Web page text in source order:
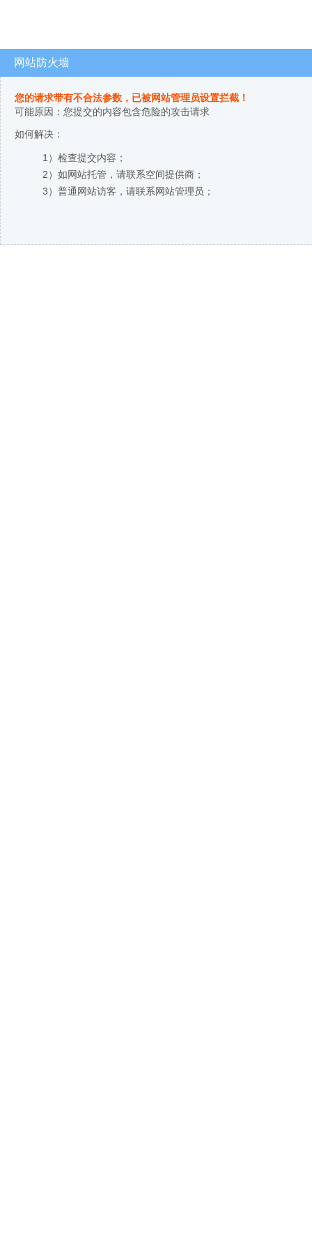
网站防火墙
您的请求带有不合法参数，已被网站管理员设置拦截！
可能原因：您提交的内容包含危险的攻击请求
如何解决：
1）检查提交内容；
2）如网站托管，请联系空间提供商；
3）普通网站访客，请联系网站管理员；